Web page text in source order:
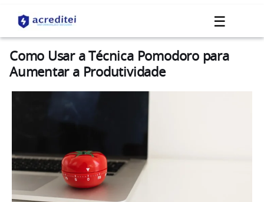
☰
Como Usar a Técnica Pomodoro para
Aumentar a Produtividade